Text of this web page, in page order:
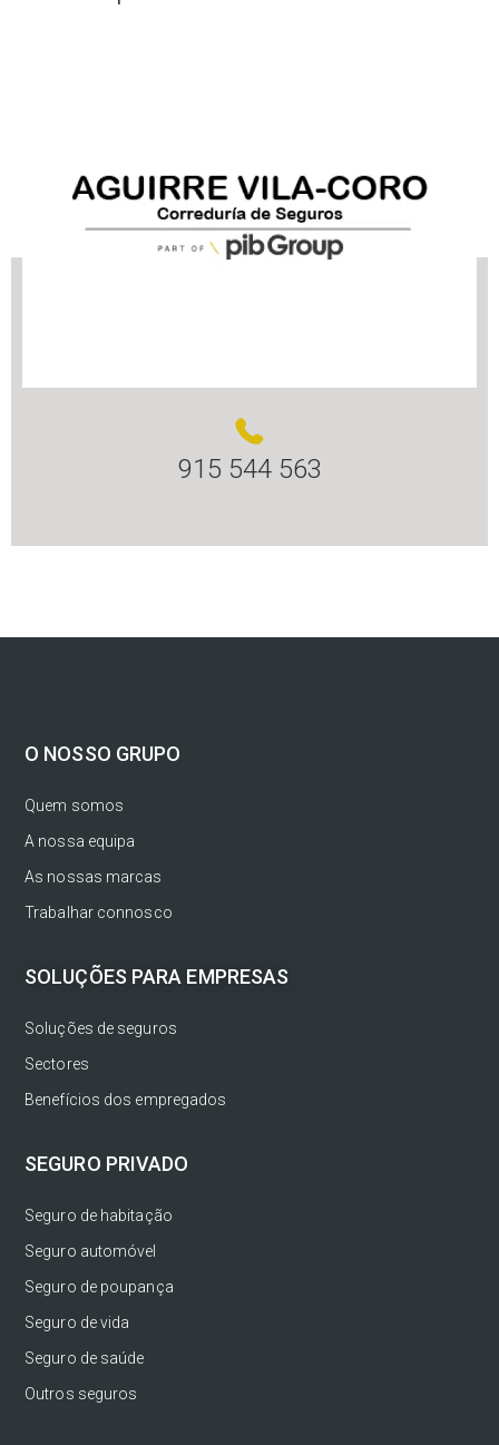
915 544 563
O NOSSO GRUPO
Quem somos
A nossa equipa
As nossas marcas
Trabalhar connosco
SOLUÇÕES PARA EMPRESAS
Soluções de seguros
Sectores
Benefícios dos empregados
SEGURO PRIVADO
Seguro de habitação
Seguro automóvel
Seguro de poupança
Seguro de vida
Seguro de saúde
Outros seguros